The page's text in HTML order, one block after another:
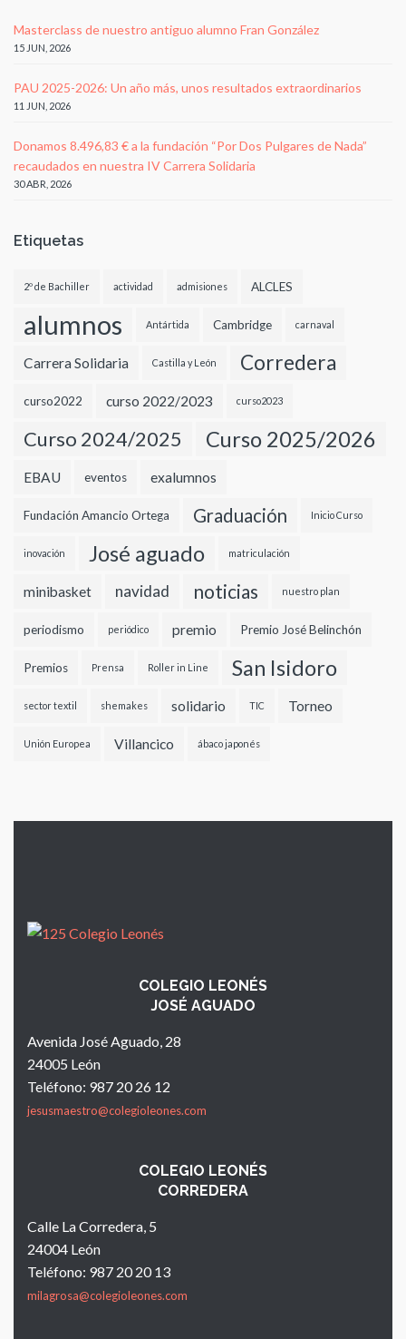
Masterclass de nuestro antiguo alumno Fran González
15 JUN, 2026
PAU 2025-2026: Un año más, unos resultados extraordinarios
11 JUN, 2026
Donamos 8.496,83 € a la fundación “Por Dos Pulgares de Nada”
recaudados en nuestra IV Carrera Solidaria
30 ABR, 2026
Etiquetas
2º de Bachiller actividad admisiones ALCLES
alumnos Antártida Cambridge carnaval
Carrera Solidaria Castilla y León Corredera
curso2022 curso 2022/2023 curso2023
Curso 2024/2025 Curso 2025/2026
EBAU eventos exalumnos
Fundación Amancio Ortega Graduación Inicio Curso
inovación José aguado matriculación
minibasket navidad noticias nuestro plan
periodismo periódico premio Premio José Belinchón
Premios Prensa Roller in Line San Isidoro
sector textil shemakes solidario TIC Torneo
Unión Europea Villancico ábaco japonés
COLEGIO LEONÉS
JOSÉ AGUADO
Avenida José Aguado, 28
24005 León
Teléfono: 987 20 26 12
jesusmaestro@colegioleones.com
COLEGIO LEONÉS
CORREDERA
Calle La Corredera, 5
24004 León
Teléfono: 987 20 20 13
milagrosa@colegioleones.com